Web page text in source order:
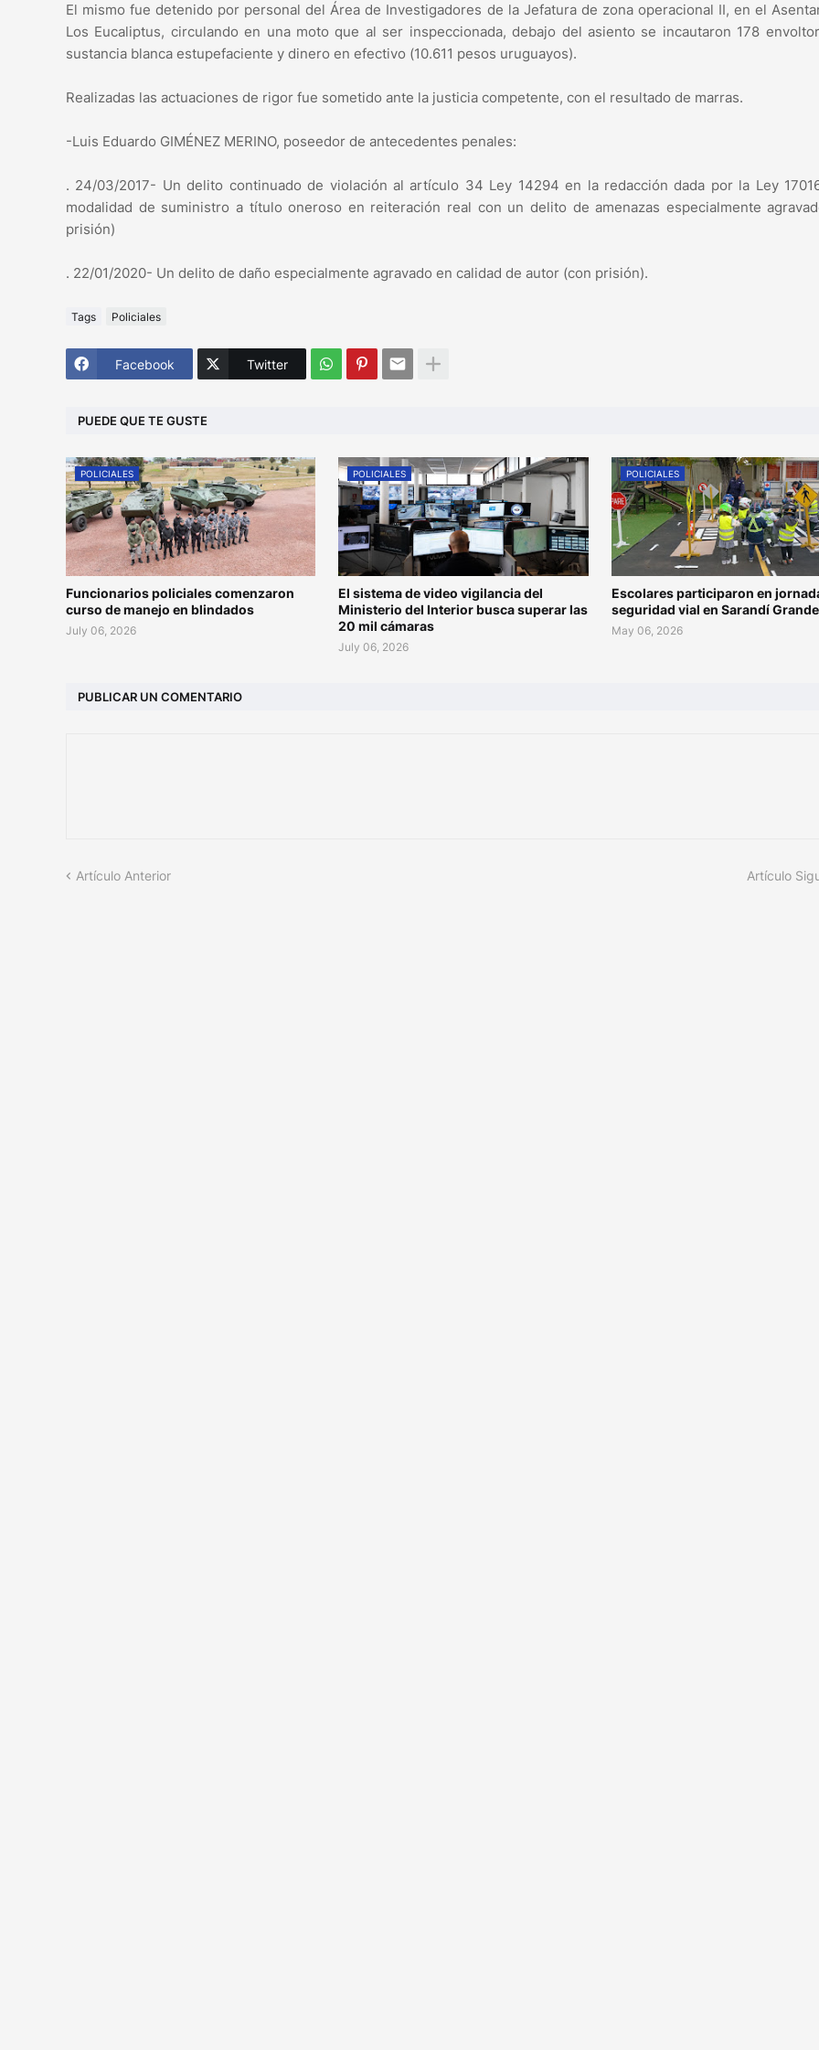
El mismo fue detenido por personal del Área de Investigadores de la Jefatura de zona operacional II, en el
Los Eucaliptus, circulando en una moto que al ser inspeccionada, debajo del asiento se incautaron 178
sustancia blanca estupefaciente y dinero en efectivo (10.611 pesos uruguayos).
Realizadas las actuaciones de rigor fue sometido ante la justicia competente, con el resultado de marras.
-Luis Eduardo GIMÉNEZ MERINO, poseedor de antecedentes penales:
. 24/03/2017- Un delito continuado de violación al artículo 34 Ley 14294 en la redacción dada por la Ley
modalidad de suministro a título oneroso en reiteración real con un delito de amenazas especialmente
prisión)
. 22/01/2020- Un delito de daño especialmente agravado en calidad de autor (con prisión).
Tags Policiales
Facebook Twitter
PUEDE QUE TE GUSTE
POLICIALES
Funcionarios policiales comenzaron
curso de manejo en blindados
July 06, 2026
POLICIALES
El sistema de video vigilancia del
Ministerio del Interior busca superar las
20 mil cámaras
July 06, 2026
POLICIALES
Escolares participaron en
seguridad vial en Sarandí Grande
May 06, 2026
PUBLICAR UN COMENTARIO
Artículo Anterior Artículo